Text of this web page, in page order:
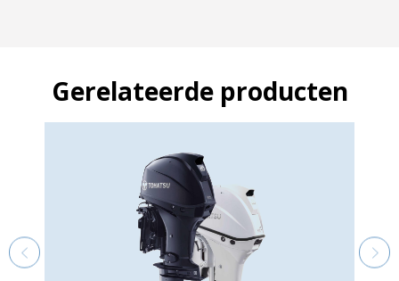
Gerelateerde producten